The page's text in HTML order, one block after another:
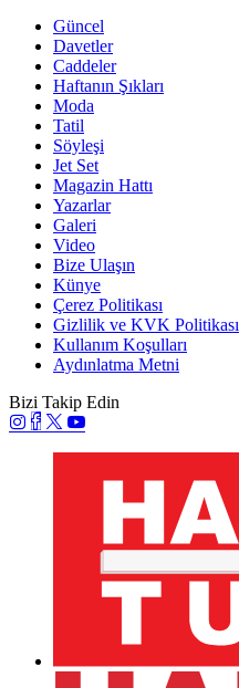
Güncel
Davetler
Caddeler
Haftanın Şıkları
Moda
Tatil
Söyleşi
Jet Set
Magazin Hattı
Yazarlar
Galeri
Video
Bize Ulaşın
Künye
Çerez Politikası
Gizlilik ve KVK Politikası
Kullanım Koşulları
Aydınlatma Metni
Bizi Takip Edin